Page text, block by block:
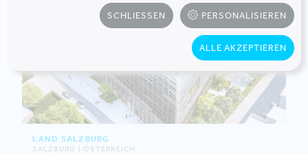
LAND SALZBURG
SALZBURG | ÖSTERREICH
SCHLIESSEN PERSONALISIEREN
ALLE AKZEPTIEREN